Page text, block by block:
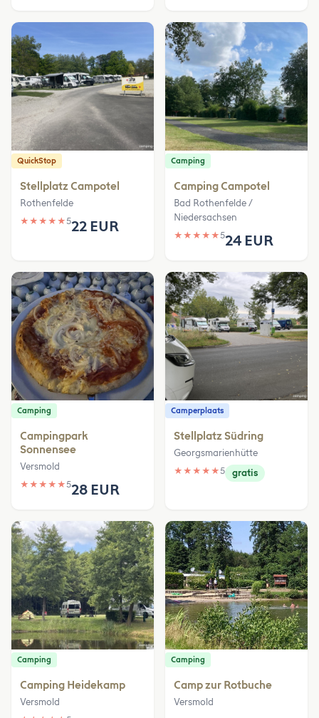
QuickStop
Stellplatz Campotel
Rothenfelde
★ ★ ★ ★ ★522 EUR
Camping
Camping Campotel
Bad Rothenfelde /
Niedersachsen
★ ★ ★ ★ ★524 EUR
Camping
Campingpark
Sonnensee
Versmold
★ ★ ★ ★ ★528 EUR
Camperplaats
Stellplatz Südring
Georgsmarienhütte
★ ★ ★ ★ ★5 gratis
Camping
Camping Heidekamp
Versmold
Camping
Camp zur Rotbuche
Versmold